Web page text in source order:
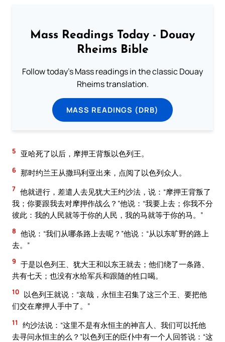
Mass Readings Today - Douay
Rheims Bible
Follow today's Mass readings in the classic Douay
Rheims translation.
MASS READINGS (DRB)
5 亚哈死了以后，摩押王背叛以色列王。
6 那时约兰王从撒玛利亚出来，点阅了以色列众人。
7 他就进行，差遣人去见犹大王约沙法，说：“摩押王背叛了
我；你要跟我去对摩押作战么？”他说：“我要上去；你我不分
彼此：我的人民就等于你的人民，我的马就等于你的马。”
8 他说：“我们从哪条路上去呢？”他说：“从以东旷野的路上
去。”
9 于是以色列王、犹大王和以东王就去；他们绕了一条路、
共有七天；也没有水给军兵和跟随的牲口喝。
10 以色列王就说：“哀哉，永恒主召集了这三个王、要把他
们交在摩押人手中了。”
11
约沙法说：“这里不是有永恒主的神言人、我们可以托他
去寻问永恒主的么？”以色列王的臣仆中有一个人回答说：“这